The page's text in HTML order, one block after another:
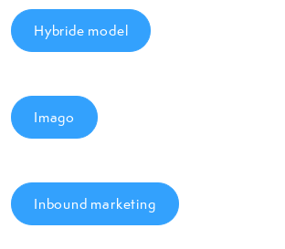
Hybride model
Imago
Inbound marketing